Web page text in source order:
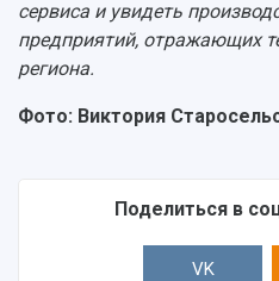
сервиса и увидеть
предприятий, отражающих
региона.
Фото: Виктория
Поделиться в
VK